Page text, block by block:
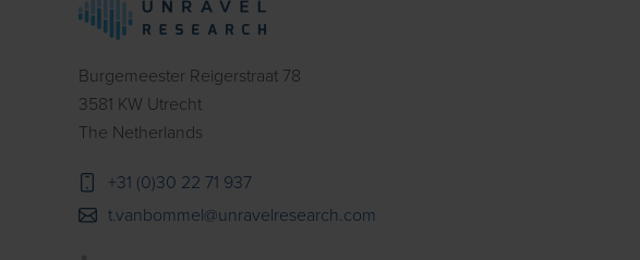
Burgemeester Reigerstraat 78
3581 KW Utrecht
The Netherlands
+31 (0)30 22 71 937
t.vanbommel@unravelresearch.com